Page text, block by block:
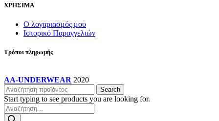
ΧΡΗΣΙΜΑ
Ο λογαριασμός μου
Ιστορικό Παραγγελιών
Τρόποι πληρωμής
AA-UNDERWEAR 2020
Search
Start typing to see products you are looking for.
Products
search